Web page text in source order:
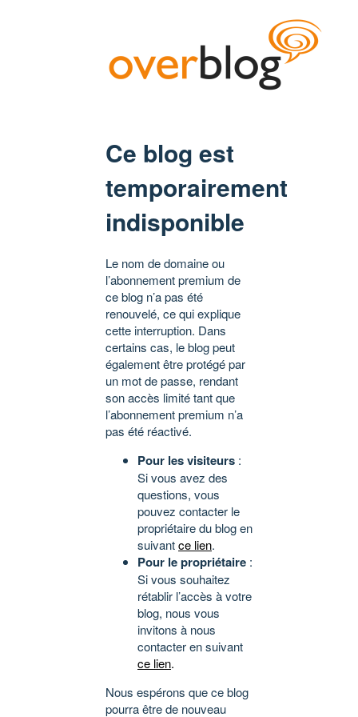
Ce blog est
temporairement
indisponible
Le nom de domaine ou
l’abonnement premium de
ce blog n’a pas été
renouvelé, ce qui explique
cette interruption. Dans
certains cas, le blog peut
également être protégé par
un mot de passe, rendant
son accès limité tant que
l’abonnement premium n’a
pas été réactivé.
Pour les visiteurs :
Si vous avez des
questions, vous
pouvez contacter le
propriétaire du blog en
suivantce lien.
Pour le propriétaire :
Si vous souhaitez
rétablir l’accès à votre
blog, nous vous
invitons à nous
contacter en suivant
ce lien.
Nous espérons que ce blog
pourra être de nouveau